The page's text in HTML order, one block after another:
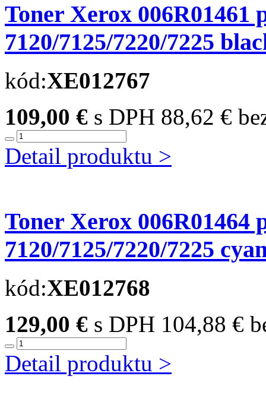
Toner Xerox 006R01461
7120/7125/7220/7225
kód:XE012767
109,00 € s DPH 88,62 €
Detail produktu >
Toner Xerox 006R01464
7120/7125/7220/7225
kód:XE012768
129,00 € s DPH 104,88 €
Detail produktu >